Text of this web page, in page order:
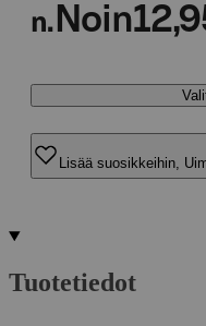
n. Noin
Lisää suosikkeihin,
Tuotetiedot